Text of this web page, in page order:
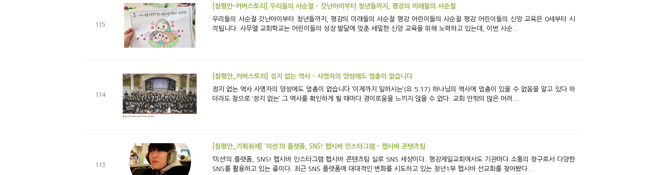
115
[참평안-커버스토리] 우리들의 사순절 - 갓난아이부터 청년들까지, 평강의 미래들의 사순절
우리들의 사순절 갓난아이부터 청년들까지, 평강의 미래들의 사순절 평강 어린이들의 사순절 평강 어린이들의 신앙 교육은 0세부터 시
작됩니다. 사무엘 교회학교는 어린이들의 성장 발달에 맞춘 세밀한 신앙 교육을 위해 노력하고 있는데, 이번 사순...
114
[참평안_커버스토리] 정지 없는 역사 - 사명자의 양성에도 멈춤이 없습니다
정지 없는 역사 사명자의 양성에도 멈춤이 없습니다 ‘이제까지 일하시는’(요 5:17) 하나님의 역사에 멈춤이 있을 수 없음을 알고 있다 하
더라도 참으로 ‘정지 없는’ 그 역사를 확인하게 될 때마다 경이로움을 느끼지 않을 수 없다. 교회 안팎의 많은 어려...
113
[참평안_기획취재] ‘미션’의 플랫폼, SNS! 헵시바 인스타그램 - 헵시바 콘텐츠팀
‘미션’의 플랫폼, SNS! 헵시바 인스타그램 헵시바 콘텐츠팀 실로 SNS 세상이다. 평강제일교회에서도 기관마다 소통의 창구로서 다양한
SNS를 활용하고 있는 중이다. 최근 SNS 플랫폼에 대대적인 변화를 시도하고 있는 청년1부 헵시바 선교회를 찾아봤다...